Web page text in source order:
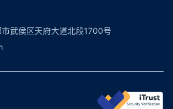
武侯区天府大道北段1700号